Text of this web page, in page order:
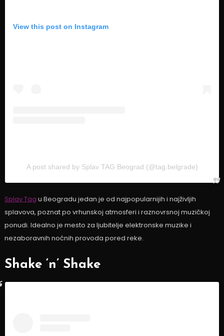
View this post on Instagram
A post shared by Splav TAG Beograd (@tag.belgrade)
Splav Tag u Beogradu jedan je od najpopularnijih i najživljih
splavova, poznat po vrhunskoj atmosferi i raznovrsnoj muzičkoj
ponudi. Idealno je mesto za ljubitelje elektronske muzike i
nezaboravnih noćnih provoda pored reke.
Shake ‘n’ Shake